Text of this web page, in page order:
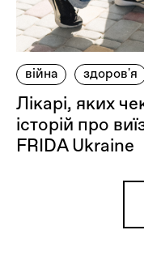
війна здоров'я
Лікарі, яких
історій про
FRIDA Ukraine